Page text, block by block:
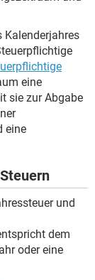
eine
sie zur Abgabe
eine
und
dem
oder eine